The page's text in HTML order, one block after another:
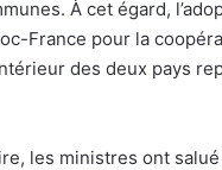
À cet égard,
France pour la
des deux pays
les ministres ont